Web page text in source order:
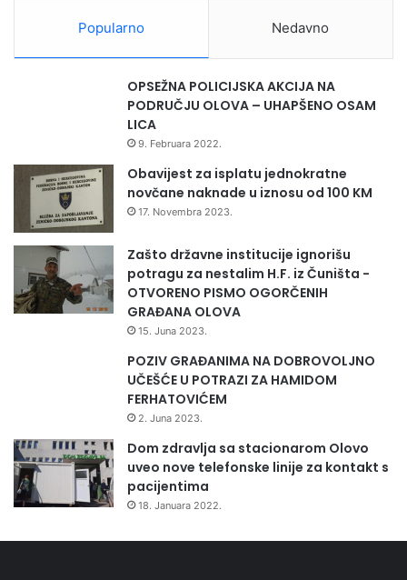
Popularno Nedavno
OPSEŽNA POLICIJSKA AKCIJA NA
PODRUČJU OLOVA – UHAPŠENO OSAM
LICA
9. Februara 2022.
Obavijest za isplatu jednokratne
novčane naknade u iznosu od 100 KM
17. Novembra 2023.
Zašto državne institucije ignorišu
potragu za nestalim H.F. iz Čuništa -
OTVORENO PISMO OGORČENIH
GRAĐANA OLOVA
15. Juna 2023.
POZIV GRAĐANIMA NA DOBROVOLJNO
UČEŠĆE U POTRAZI ZA HAMIDOM
FERHATOVIĆEM
2. Juna 2023.
Dom zdravlja sa stacionarom Olovo
uveo nove telefonske linije za kontakt s
pacijentima
18. Januara 2022.